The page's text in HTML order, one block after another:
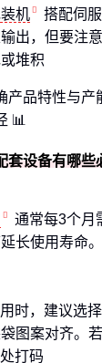
机
搭配伺
出，但要注
堆积
产品特性与产
📊
套设备有哪些
通常每3个月
长使用寿命
时，建议选
图案对齐。
打码